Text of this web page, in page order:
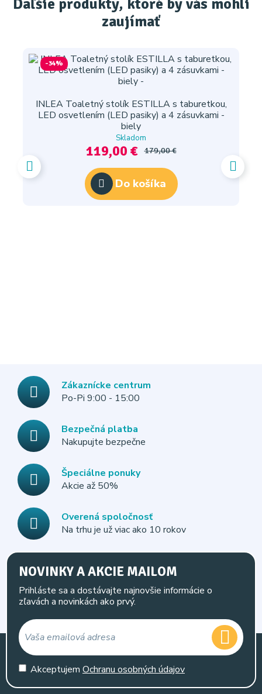
zaujímať
-34%
INLEA Toaletný stolík ESTILLA s taburetkou,
LED osvetlením (LED pasiky) a 4 zásuvkami -
biely
Skladom
119,00 € 179,00 €
Do košíka
Zákaznícke centrum
Po-Pi 9:00 - 15:00
Bezpečná platba
Nakupujte bezpečne
Špeciálne ponuky
Akcie až 50%
Overená spoločnosť
Na trhu je už viac ako 10 rokov
NOVINKY A AKCIE MAILOM
Prihláste sa a dostávajte najnovšie informácie o
zľavách a novinkách ako prvý.
Akceptujem Ochranu osobných údajov